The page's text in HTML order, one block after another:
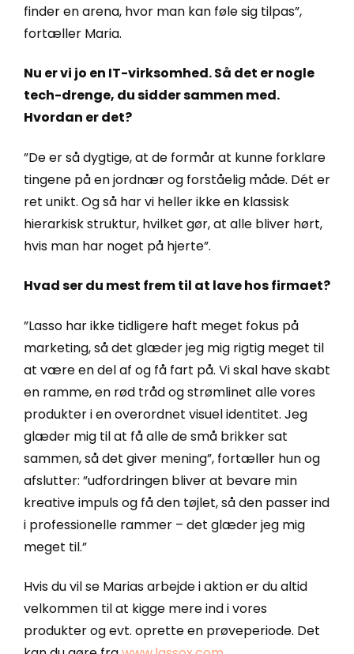
finder en arena, hvor man kan føle sig tilpas”,
fortæller Maria.
Nu er vi jo en IT-virksomhed. Så det er nogle
tech-drenge, du sidder sammen med.
Hvordan er det?
”De er så dygtige, at de formår at kunne forklare
tingene på en jordnær og forståelig måde. Dét er
ret unikt. Og så har vi heller ikke en klassisk
hierarkisk struktur, hvilket gør, at alle bliver hørt,
hvis man har noget på hjerte”.
Hvad ser du mest frem til at lave hos firmaet?
”Lasso har ikke tidligere haft meget fokus på
marketing, så det glæder jeg mig rigtig meget til
at være en del af og få fart på. Vi skal have skabt
en ramme, en rød tråd og strømlinet alle vores
produkter i en overordnet visuel identitet. Jeg
glæder mig til at få alle de små brikker sat
sammen, så det giver mening”, fortæller hun og
afslutter: ”udfordringen bliver at bevare min
kreative impuls og få den tøjlet, så den passer ind
i professionelle rammer – det glæder jeg mig
meget til.”
Hvis du vil se Marias arbejde i aktion er du altid
velkommen til at kigge mere ind i vores
produkter og evt. oprette en prøveperiode. Det